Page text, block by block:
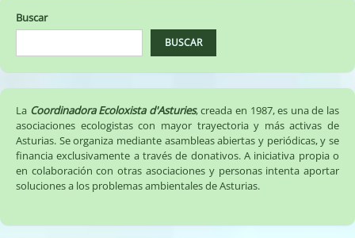
de
lobo
recién
nacidos
en
el
Parque
Natural
de
Buscar
BUSCAR
La Coordinadora Ecoloxista d'Asturies, creada en 1987, es una de las
asociaciones ecologistas con mayor trayectoria y más activas de
Asturias. Se organiza mediante asambleas abiertas y periódicas, y se
financia exclusivamente a través de donativos. A iniciativa propia o
en colaboración con otras asociaciones y personas intenta aportar
soluciones a los problemas ambientales de Asturias.